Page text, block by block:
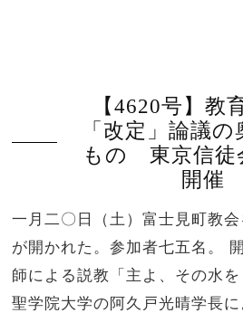
【4620号】教
「改定」論議
もの 東京信徒
開催
一月二〇日（土）富士見町教
が開かれた。参加者七五名。
師による説教「主よ、その水を
聖学院大学の阿久戸光晴学長